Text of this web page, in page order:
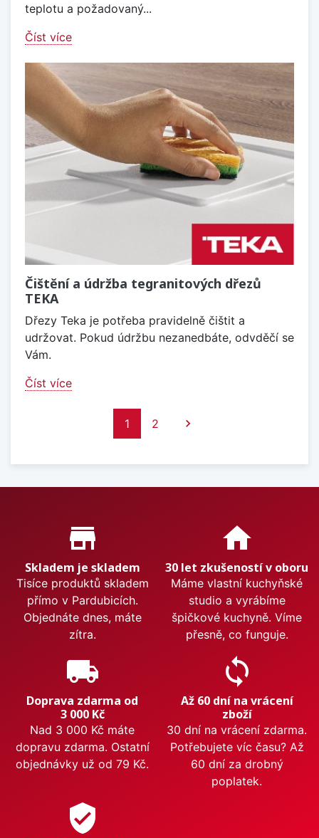
teplotu a požadovaný...
Číst více
Čištění a údržba tegranitových dřezů
TEKA
Dřezy Teka je potřeba pravidelně čištit a
udržovat. Pokud údržbu nezanedbáte, odvděčí se
Vám.
Číst více
1 2 Další

Proč nakupovat u nás?
store_mall_directory
Skladem je skladem
Tisíce produktů skladem
přímo v Pardubicích.
Objednáte dnes, máte
zítra.
home
30 let zkušeností v oboru
Máme vlastní kuchyňské
studio a vyrábíme
špičkové kuchyně. Víme
přesně, co funguje.
local_shipping
Doprava zdarma od
3 000 Kč
Nad 3 000 Kč máte
dopravu zdarma. Ostatní
objednávky už od 79 Kč.
sync
Až 60 dní na vrácení
zboží
30 dní na vrácení zdarma.
Potřebujete víc času? Až
60 dní za drobný
poplatek.
verified_user